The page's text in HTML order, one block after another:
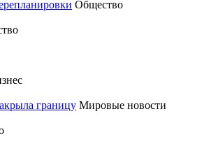
Общество
границу Мировые новости